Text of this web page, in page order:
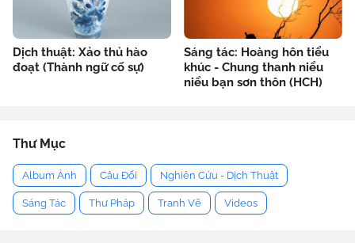
Dịch thuật: Xảo thủ hào
đoạt (Thành ngữ cố sự)
Sáng tác: Hoàng hôn tiểu
khúc - Chung thanh niểu
niểu bạn sơn thôn (HCH)
Thư Mục
Album Ảnh Câu Đối Nghiên Cứu - Dịch Thuật
Sáng Tác Thư Pháp Tranh Vẽ Videos